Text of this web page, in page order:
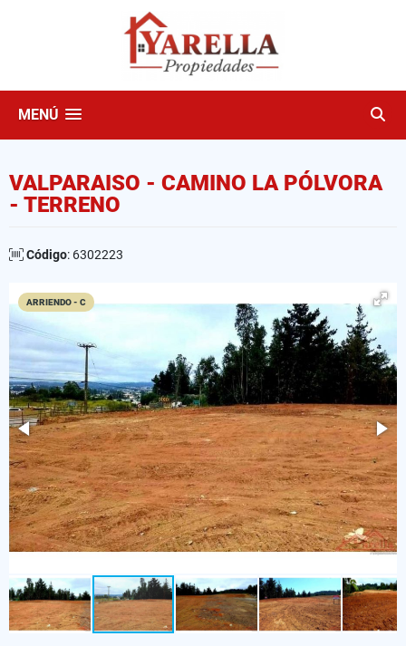
MENÚ
VALPARAISO - CAMINO LA PÓLVORA
- TERRENO
Código: 6302223
ARRIENDO - C